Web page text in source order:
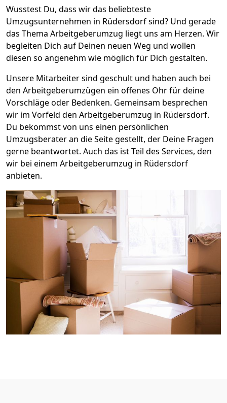
Wusstest Du, dass wir das beliebteste
Umzugsunternehmen in Rüdersdorf sind? Und gerade
das Thema Arbeitgeberumzug liegt uns am Herzen. Wir
begleiten Dich auf Deinen neuen Weg und wollen
diesen so angenehm wie möglich für Dich gestalten.
Unsere Mitarbeiter sind geschult und haben auch bei
den Arbeitgeberumzügen ein offenes Ohr für deine
Vorschläge oder Bedenken. Gemeinsam besprechen
wir im Vorfeld den Arbeitgeberumzug in Rüdersdorf.
Du bekommst von uns einen persönlichen
Umzugsberater an die Seite gestellt, der Deine Fragen
gerne beantwortet. Auch das ist Teil des Services, den
wir bei einem Arbeitgeberumzug in Rüdersdorf
anbieten.